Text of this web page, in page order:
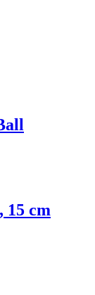
15 cm